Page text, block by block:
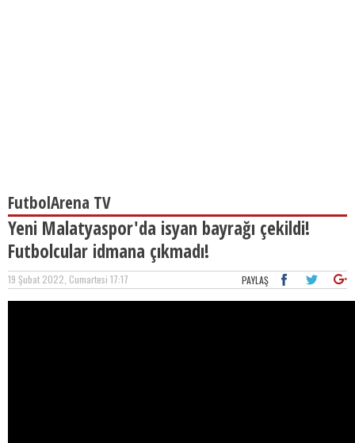
FutbolArena TV
Yeni Malatyaspor'da isyan bayrağı çekildi!
Futbolcular idmana çıkmadı!
19 Şubat 2022, Cumartesi 17:17 PAYLAŞ